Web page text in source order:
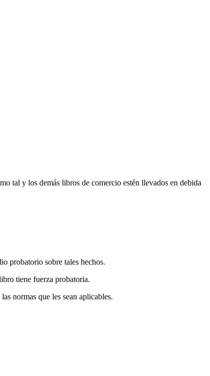
tal y los demás libros de comercio estén llevados en debida
probatorio sobre tales hechos.
tiene fuerza probatoria.
normas que les sean aplicables.